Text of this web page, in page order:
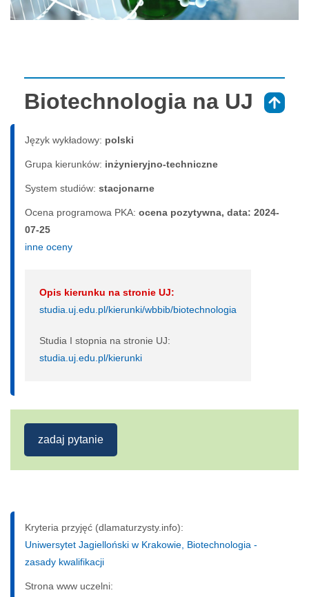
Biotechnologia na UJ
Język wykładowy: polski
Grupa kierunków: inżynieryjno-techniczne
System studiów: sta­cjo­nar­ne
Ocena programowa PKA: ocena pozytywna, data: 2024-
07-25
inne oceny
Opis kierunku na stronie UJ:
studia.uj.edu.pl/kierunki/wbbib/biotechnologia
Studia I stopnia na stronie UJ:
studia.uj.edu.pl/kierunki
zadaj pytanie
Kryteria przyjęć (dlamaturzysty.info):
Uniwersytet Jagielloński w Krakowie, Biotechnologia -
zasady kwalifikacji
Strona www uczelni: